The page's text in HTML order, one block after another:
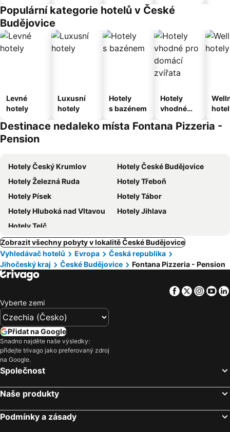
Populární kategorie hotelů v České
Budějovice
Levné
hotely
Luxusní
hotely
Hotely
s bazénem
Hotely
vhodné
domácí
Destinace nedaleko místa Fontana Pizzeria -
Pension
Hotely Český Krumlov
Hotely České Budějovice
Hotely Železná Ruda
Hotely Třeboň
Hotely Písek
Hotely Tábor
Hotely Hluboká nad Vltavou
Hotely Jihlava
Hotely Telč
Zobrazit všechny pobyty v lokalitě České Budějovice
Vyhledávač hotelů
Evropa
Česká republika
Jihočeský kraj
České Budějovice Fontana Pizzeria - Pension
Facebook
Twitter
Vyberte zemi
Přidat na Google
Snadno najděte naše výsledky:
přidejte trivago jako preferovaný zdroj
na Google.
Společnost
Naše produkty
Podmínky a zásady